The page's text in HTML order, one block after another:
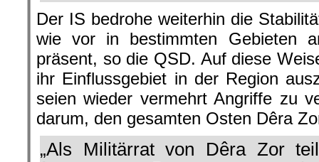
Der IS bedrohe weiterhin die
wie vor in bestimmten Gebieten
präsent, so die QSD. Auf diese
ihr Einflussgebiet in der Region
seien wieder vermehrt Angriffe zu
darum, den gesamten Osten Dêra
„Als Militärrat von Dêra Zor